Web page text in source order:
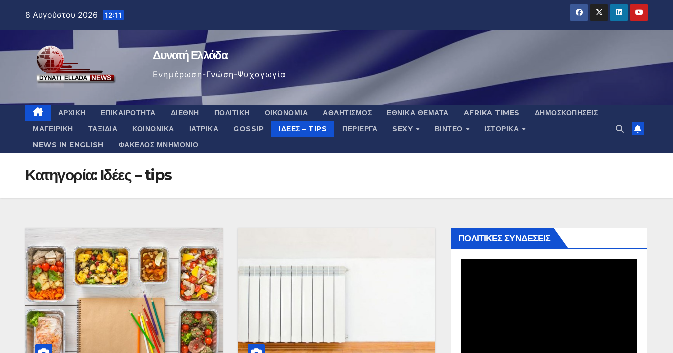
8 Αυγούστου 2026 12:11
Δυνατή Ελλάδα
Ενημέρωση-Γνώση-Ψυχαγωγία
ΑΡΧΙΚΉ ΕΠΙΚΑΙΡΌΤΗΤΑ ΔΙΕΘΝΉ ΠΟΛΙΤΙΚΉ ΟΙΚΟΝΟΜΊΑ ΑΘΛΗΤΙΣΜΌΣ ΕΘΝΙΚΆ ΘΈΜΑΤΑ AFRIKA TIMES
ΔΗΜΟΣΚΟΠΉΣΕΙΣ
ΜΑΓΕΙΡΙΚΉ
ΤΑΞΊΔΙΑ ΚΟΙΝΩΝΙΚΆ ΙΑΤΡΙΚΆ GOSSIP ΙΔΈΕΣ – TIPS ΠΕΡΊΕΡΓΑ SEXY ΒΙΝΤΕΟ
ΙΣΤΟΡΙΚΆ
NEWS IN ENGLISH
ΦΆΚΕΛΟΣ ΜΝΗΜΌΝΙΟ
Κατηγορία: Ιδέες – tips
ΠΟΛΙΤΙΚΕΣ ΣΥΝΔΕΣΕΙΣ